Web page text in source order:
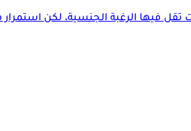
الرغبة الجنسية، لكن استمرار